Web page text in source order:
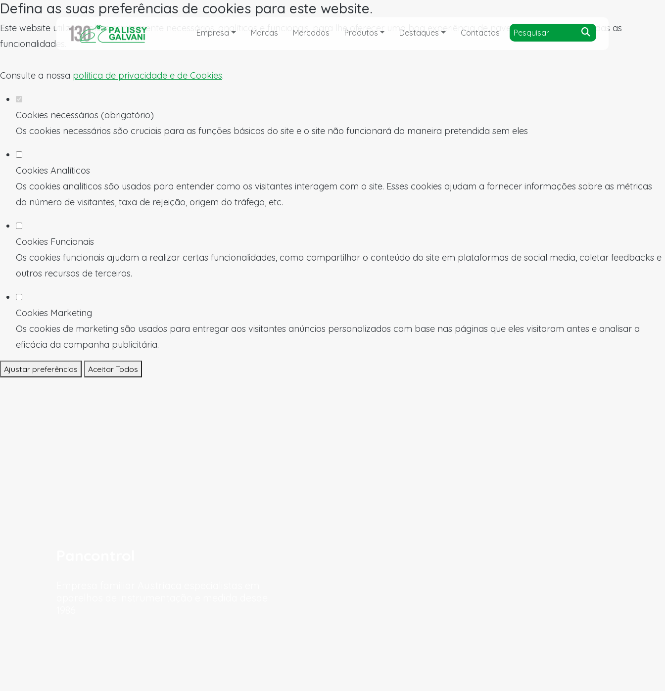
Defina as suas preferências de cookies para este website.
Este website utiliza cookies estritamente necessários, analíticos e funcionais, para lhe oferecer uma boa experiência de navegação e acesso a todas as
funcionalidades.
Consulte a nossa política de privacidade e de Cookies.
Cookies necessários (obrigatório)
Os cookies necessários são cruciais para as funções básicas do site e o site não funcionará da maneira pretendida sem eles
Cookies Analíticos
Os cookies analíticos são usados para entender como os visitantes interagem com o site. Esses cookies ajudam a fornecer informações sobre as métricas
do número de visitantes, taxa de rejeição, origem do tráfego, etc.
Cookies Funcionais
Os cookies funcionais ajudam a realizar certas funcionalidades, como compartilhar o conteúdo do site em plataformas de social media, coletar feedbacks e
outros recursos de terceiros.
Cookies Marketing
Os cookies de marketing são usados para entregar aos visitantes anúncios personalizados com base nas páginas que eles visitaram antes e analisar a
eficácia da campanha publicitária.
Ajustar preferências Aceitar Todos
Empresa Marcas Mercados Produtos Destaques Contactos